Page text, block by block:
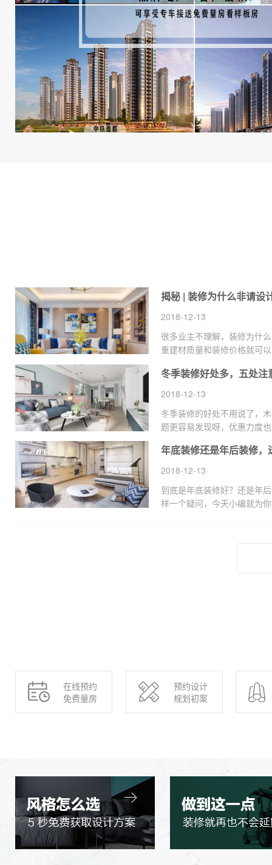
2018-12-13
很多业主不理解，装修为什
重建材质量和装修价格就可
冬季装修好处多，五处注
2018-12-13
冬季装修的好处不用说了，
题更容易发现呀，优惠力度
殊，所以装修时该预防的问
年底装修还是年后装修
2018-12-13
到底是年底装修好？还是年
样一个疑问，今天小编就为
在线预约
免费量房
预约设计
规划初案